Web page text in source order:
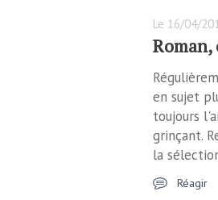
Le 16/04/
en sujet
toujours
grinçant.
la
Réagir